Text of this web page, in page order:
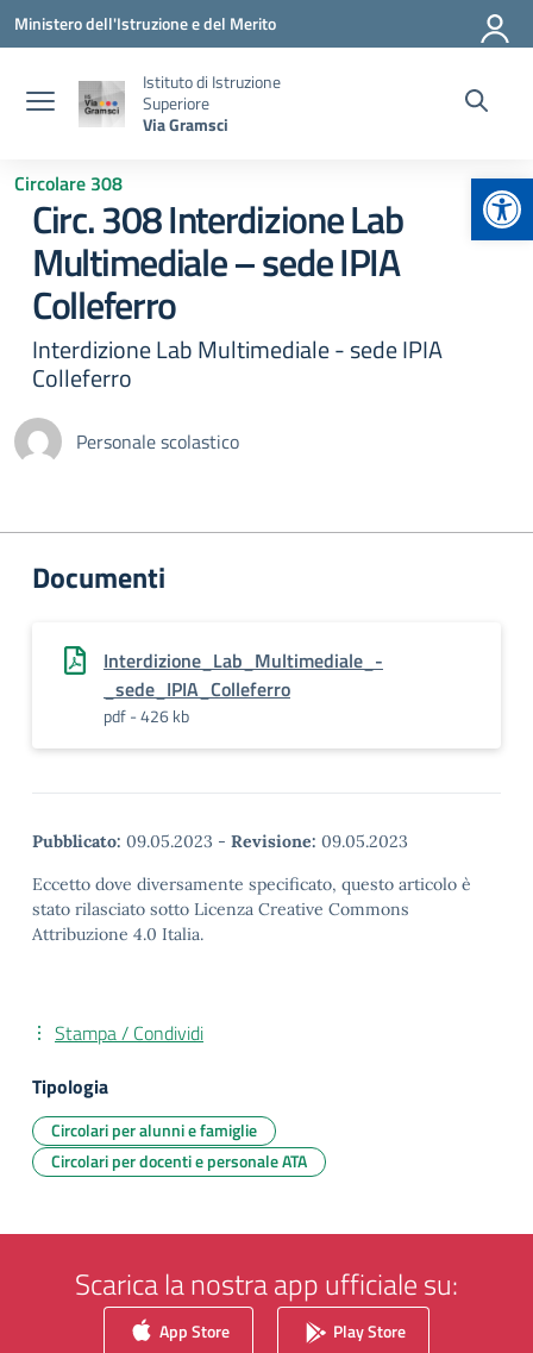
Vai ai contenuti
Vai al menu di navigazione
Vai al footer
Ministero dell'Istruzione e del Merito
Istituto di Istruzione
Superiore
Via Gramsci
Circolare 308
Circ. 308 Interdizione Lab
Multimediale – sede IPIA
Colleferro
Interdizione Lab Multimediale - sede IPIA
Colleferro
Personale scolastico
Documenti
Interdizione_Lab_Multimediale_-
_sede_IPIA_Colleferro
pdf - 426 kb
Pubblicato: 09.05.2023 - Revisione: 09.05.2023
Eccetto dove diversamente specificato, questo articolo è
stato rilasciato sotto Licenza Creative Commons
Attribuzione 4.0 Italia.
Stampa / Condividi
Tipologia
Circolari per alunni e famiglie
Circolari per docenti e personale ATA
Scarica la nostra app ufficiale su:
App Store Play Store